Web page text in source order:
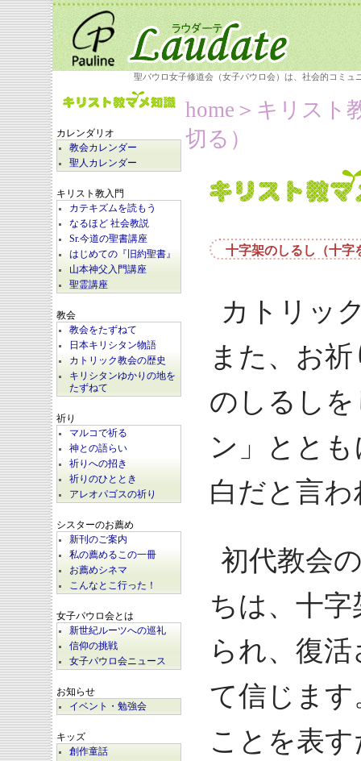
聖パウロ女子修道会（女子パウロ会）は、社会的コミ
カレンダリオ
教会カレンダー
聖人カレンダー
キリスト教入門
カテキズムを読もう
なるほど 社会教説
Sr.今道の聖書講座
はじめての『旧約聖書』
山本神父入門講座
聖霊講座
教会
教会をたずねて
日本キリシタン物語
カトリック教会の歴史
キリシタンゆかりの地を
たずねて
祈り
マルコで祈る
神との語らい
祈りへの招き
祈りのひととき
アレオパゴスの祈り
シスターのお薦め
新刊のご案内
私の薦めるこの一冊
お薦めシネマ
こんなとこ行った！
女子パウロ会とは
新世紀ルーツへの巡礼
信仰の挑戦
女子パウロ会ニュース
お知らせ
イベント・勉強会
キッズ
創作童話
home ＞ キリスト
切る）
十字架のしるし（十字
カトリッ
また、お
のしるし
ン」とと
白だと言
初代教会
ちは、十
られ、復
て信じま
ことを表